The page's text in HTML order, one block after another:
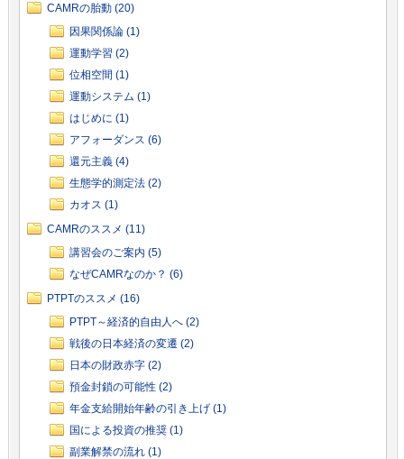
CAMRの胎動 (20)
因果関係論 (1)
運動学習 (2)
位相空間 (1)
運動システム (1)
はじめに (1)
アフォーダンス (6)
還元主義 (4)
生態学的測定法 (2)
カオス (1)
CAMRのススメ (11)
講習会のご案内 (5)
なぜCAMRなのか？ (6)
PTPTのススメ (16)
PTPT～経済的自由人へ (2)
戦後の日本経済の変遷 (2)
日本の財政赤字 (2)
預金封鎖の可能性 (2)
年金支給開始年齢の引き上げ (1)
国による投資の推奨 (1)
副業解禁の流れ (1)